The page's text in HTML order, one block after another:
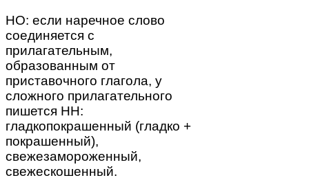
НО: если наречное слово
соединяется с
прилагательным,
образованным от
приставочного глагола, у
сложного прилагательного
пишется НН:
гладкопокрашенный (гладко +
покрашенный),
свежезамороженный,
свежескошенный.